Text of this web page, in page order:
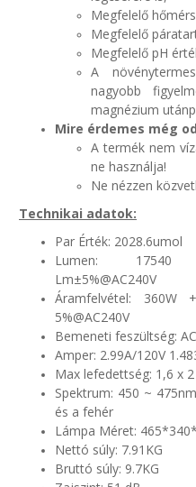
Megfelelő
Megfelelő
Megfelelő pH
A
nagyobb
magnézium
Mire érdemes még
A termék nem
ne használja!
Ne nézzen
Technikai adatok:
Par Érték: 2028.6umol
Lumen: 17540
Lm±5%@AC240V
Áramfelvétel:
5%@AC240V
Bemeneti feszültség:
Amper: 2.99A/120V
Max lefedettség: 1,6 x
Spektrum: 450 ~
és a fehér
Lámpa Méret:
Nettó súly: 7.91KG
Bruttó súly: 9.7KG